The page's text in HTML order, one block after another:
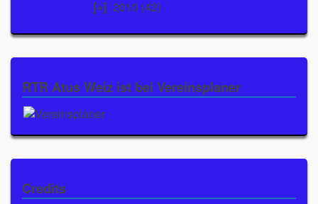
2010 (42)
RTR Atus Weiz ist bei Vereinsplaner
Credits